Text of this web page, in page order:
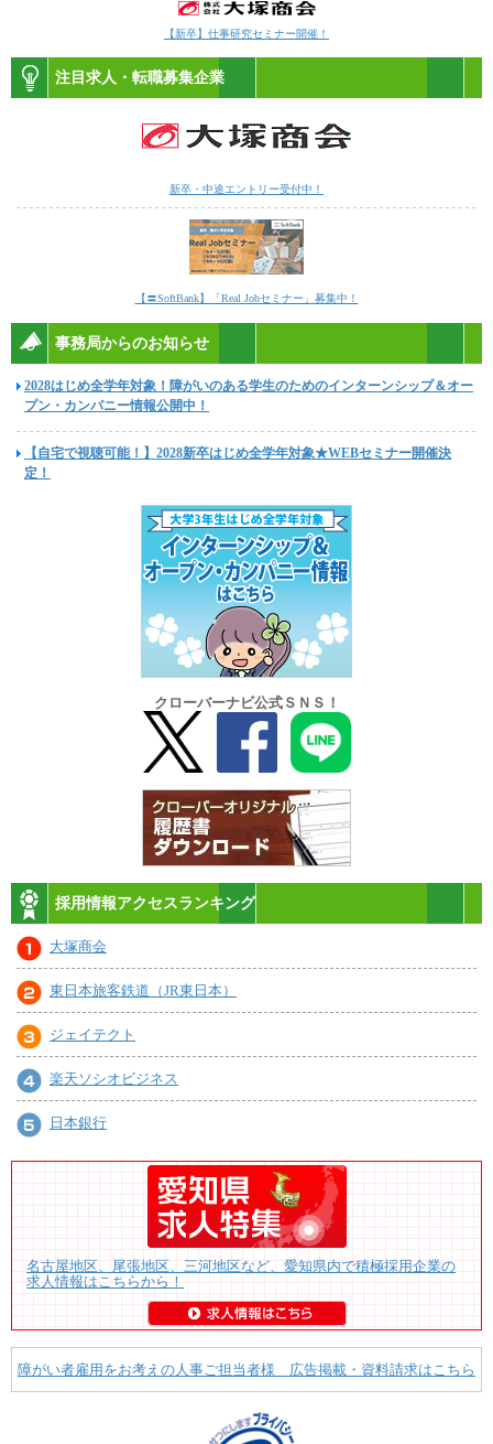
【新卒】仕事研究セミナー開催！
注目求人・転職募集企業
新卒・中途エントリー受付中！
【〓SoftBank】「Real Jobセミナー」募集中！
事務局からのお知らせ
2028はじめ全学年対象！障がいのある学生のためのインターンシップ＆オー
プン・カンパニー情報公開中！
【自宅で視聴可能！】2028新卒はじめ全学年対象★WEBセミナー開催決
定！
クローバーナビ公式ＳＮＳ！
採用情報アクセスランキング
大塚商会
東日本旅客鉄道（JR東日本）
ジェイテクト
楽天ソシオビジネス
日本銀行
名古屋地区、尾張地区、三河地区など、愛知県内で積極採用企業の
求人情報はこちらから！
障がい者雇用をお考えの人事ご担当者様 広告掲載・資料請求はこちら